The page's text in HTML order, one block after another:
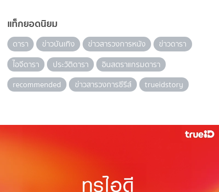
แท็กยอดนิยม
ดารา ข่าวบันเทิง ข่าวสารวงการหนัง
ข่าวดารา
ไอจีดารา
ประวัติดารา
อินสตราแกรมดารา
recommended
ข่าวสารวงการซีรีส์ trueidstory